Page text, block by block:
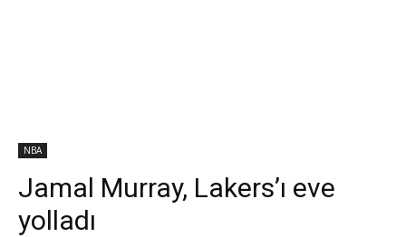
NBA
Jamal Murray, Lakers’ı eve
yolladı